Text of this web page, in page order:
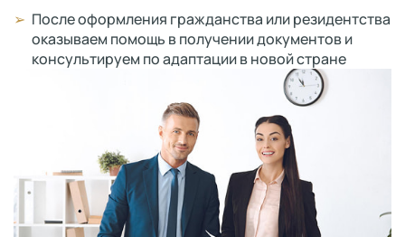
После оформления гражданства или резидентства
оказываем помощь в получении документов и
консультируем по адаптации в новой стране